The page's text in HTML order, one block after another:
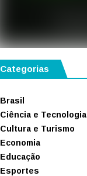
Categorias
Brasil
Ciência e Tecnologia
Cultura e Turismo
Economia
Educação
Esportes